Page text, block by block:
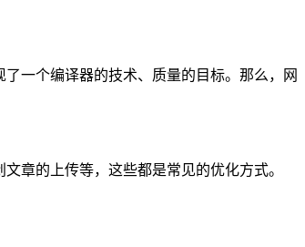
一个编译器的技术、质量的目标。那么，网
章的上传等，这些都是常见的优化方式。